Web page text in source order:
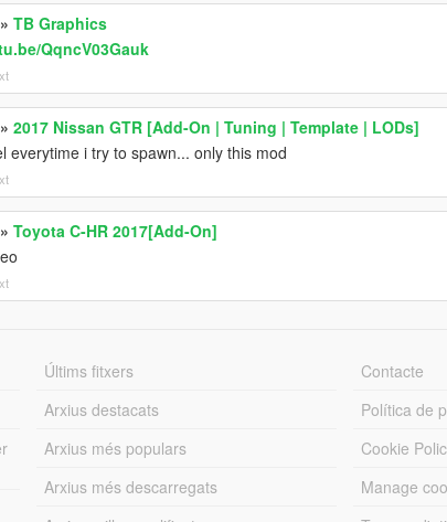
»TB Graphics
QqncV03Gauk
»2017 Nissan GTR [Add-On | Tuning | Template | LODs]
everytime i try to spawn... only this mod
»Toyota C-HR 2017[Add-On]
Últims fitxers
Arxius destacats
Arxius més populars
Arxius més descarregats
Contacte
Política de
Cookie
Manage